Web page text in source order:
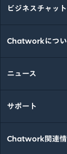
ビジネスチャッ
Chatworkにつ
ニュース
サポート
Chatwork関連